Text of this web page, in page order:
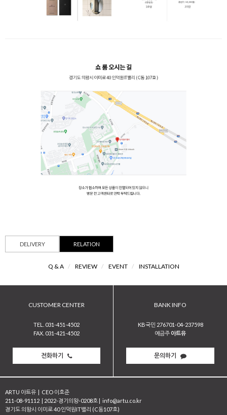
DELIVERY RELATION
Q & A / REVIEW / EVENT / INSTALLATION
CUSTOMER CENTER
TEL. 031-451-4502
FAX. 031-421-4502
전화하기
BANK INFO
KB국민 276701-04-237598
예금주 아트유
문의하기
ARTU 아트유
CEO 이호준
211-08-91112
2022-경기의왕-0208호
info@artu.co.kr
경기도 의왕시 이미로 40 인덕원IT밸리 (C동107호)